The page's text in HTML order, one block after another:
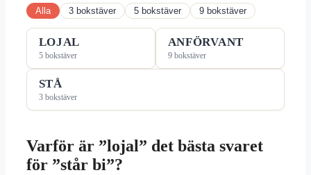
Alla 3 bokstäver 5 bokstäver 9 bokstäver
LOJAL
5 bokstäver
ANFÖRVANT
9 bokstäver
STÅ
3 bokstäver
Varför är ”lojal” det bästa svaret
för ”står bi”?